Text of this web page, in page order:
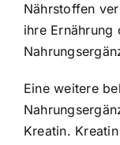
Nährstoffen
ihre Ernährung
Eine weitere
Kreatin.